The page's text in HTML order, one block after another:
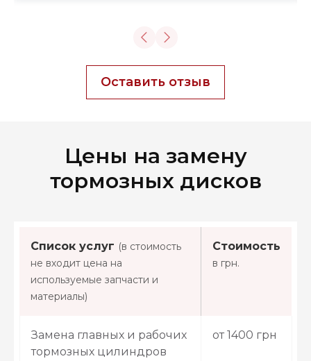
работы. Буду рекомендовать это СТО
Оставить отзыв
Цены на замену
тормозных дисков
Список услуг (в стоимость
не входит цена на
используемые запчасти и
материалы)
Стоимость
в грн.
Замена главных и рабочих
тормозных цилиндров
от 1400 грн